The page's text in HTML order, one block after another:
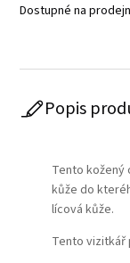
Dostupné na
Popis
Tento kožený
kůže do
lícová kůže.
Tento vizitkář